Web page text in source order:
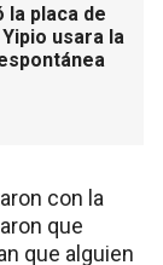
la placa de
usara la
con la
que
que alguien